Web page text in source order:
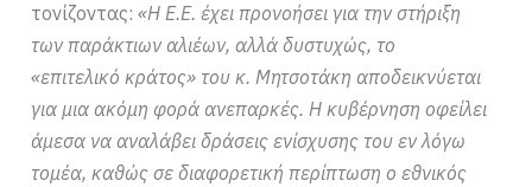
τονίζοντας:«Η Ε.Ε. έχει προνοήσει για την στήριξη
των παράκτιων αλιέων, αλλά δυστυχώς, το
«επιτελικό κράτος» του κ. Μητσοτάκη αποδεικνύεται
για μια ακόμη φορά ανεπαρκές. Η κυβέρνηση οφείλει
άμεσα να αναλάβει δράσεις ενίσχυσης του εν λόγω
τομέα, καθώς σε διαφορετική περίπτωση ο εθνικός